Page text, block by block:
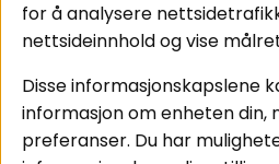
Billyd
Lyd til hjemmet
Pakkeløsninger
for å analysere
nettsideinnhold og vise
Disse informasjonskapslene
informasjon om enheten
preferanser. Du har